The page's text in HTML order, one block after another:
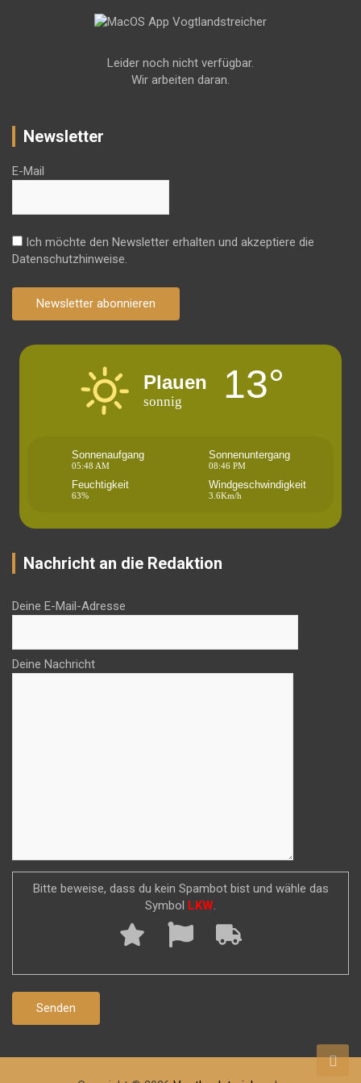
Leider noch nicht verfügbar.
Wir arbeiten daran.
Newsletter
E-Mail
Ich möchte den Newsletter erhalten und akzeptiere die
Datenschutzhinweise.
Newsletter abonnieren
Plauen
sonnig 13°
Sonnenaufgang
05:48 AM
Sonnenuntergang
08:46 PM
Feuchtigkeit
63%
Windgeschwindigkeit
3.6Km/h
Nachricht an die Redaktion
Deine E-Mail-Adresse
Deine Nachricht
Bitte beweise, dass du kein Spambot bist und wähle das
Symbol LKW.